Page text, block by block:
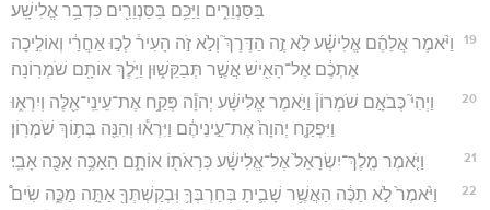
בַּסַּנְוֵרִ֑ים וַיַּכֵּ֥ם בַּסַּנְוֵרִ֖ים כִּדְבַ֥ר אֱלִישָֽׁע׃
19
וַיֹּ֨אמֶר אֲלֵהֶ֜ם אֱלִישָׁ֗ע לֹ֣א זֶ֣ה הַדֶּרֶךְ֮ וְלֹ֣א זֹ֣ה הָעִיר֒ לְכ֣וּ אַחֲרַ֔י וְאוֹלִ֣יכָה
אֶתְכֶ֔ם אֶל־הָאִ֖ישׁ אֲשֶׁ֣ר תְּבַקֵּשׁ֑וּן וַיֹּ֥לֶךְ אוֹתָ֖ם שֹׁמְרֽוֹנָה׃
20
וַיְהִי֮ כְּבֹאָ֣ם שֹׁמְרוֹן֒ וַיֹּ֣אמֶר אֱלִישָׁ֔ע יְהוָ֕ה פְּקַ֥ח אֶת־עֵינֵֽי־אֵ֖לֶּה וְיִרְא֑וּ
וַיִּפְקַ֤ח יְהוָה֙ אֶת־עֵ֣ינֵיהֶ֔ם וַיִּרְא֕וּ וְהִנֵּ֖ה בְּת֥וֹךְ שֹׁמְרֽוֹן׃
21 וַיֹּ֤אמֶר מֶֽלֶךְ־יִשְׂרָאֵל֙ אֶל־אֱלִישָׁ֔ע כִּרְאֹת֖וֹ אוֹתָ֑ם הַאַכֶּ֥ה אַכֶּ֖ה אָבִֽי׃
22
וַיֹּ֙אמֶר֙ לֹ֣א תַכֶּ֔ה הַאֲשֶׁ֥ר שָׁבִ֛יתָ בְּחַרְבְּךָ֥ וּֽבְקַשְׁתְּךָ֖ אַתָּ֣ה מַכֶּ֑ה שִׂים֩